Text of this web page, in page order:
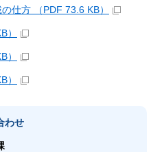
仕方 （PDF 73.6 KB）
）
）
）
わせ